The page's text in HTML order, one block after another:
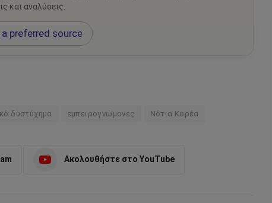
και αναλύσεις.
preferred source
δυστύχημα εμπειρογνώμονες Νότια Κορέα
Ακολουθήστε στο YouTube